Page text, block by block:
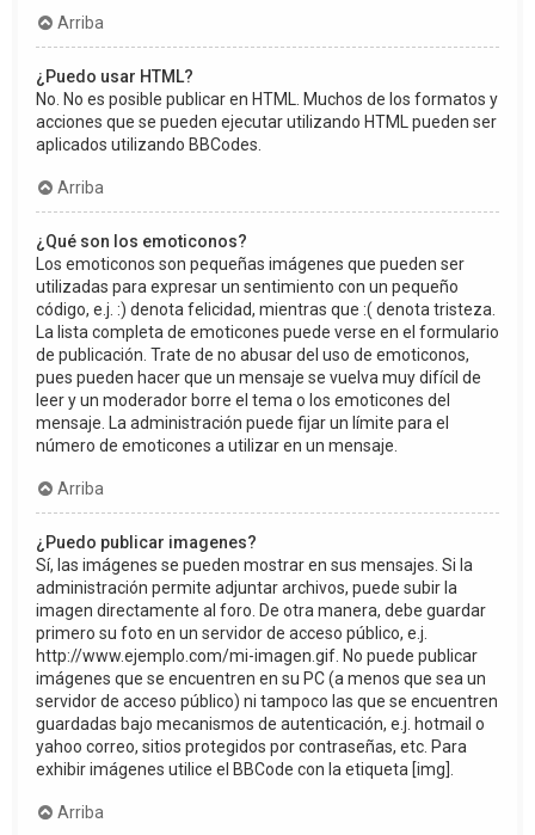
Arriba
¿Puedo usar HTML?
No. No es posible publicar en HTML. Muchos de los formatos y
acciones que se pueden ejecutar utilizando HTML pueden ser
aplicados utilizando BBCodes.
Arriba
¿Qué son los emoticonos?
Los emoticonos son pequeñas imágenes que pueden ser
utilizadas para expresar un sentimiento con un pequeño
código, e.j. :) denota felicidad, mientras que :( denota tristeza.
La lista completa de emoticones puede verse en el formulario
de publicación. Trate de no abusar del uso de emoticonos,
pues pueden hacer que un mensaje se vuelva muy difícil de
leer y un moderador borre el tema o los emoticones del
mensaje. La administración puede fijar un límite para el
número de emoticones a utilizar en un mensaje.
Arriba
¿Puedo publicar imagenes?
Sí, las imágenes se pueden mostrar en sus mensajes. Si la
administración permite adjuntar archivos, puede subir la
imagen directamente al foro. De otra manera, debe guardar
primero su foto en un servidor de acceso público, e.j.
http://www.ejemplo.com/mi-imagen.gif. No puede publicar
imágenes que se encuentren en su PC (a menos que sea un
servidor de acceso público) ni tampoco las que se encuentren
guardadas bajo mecanismos de autenticación, e.j. hotmail o
yahoo correo, sitios protegidos por contraseñas, etc. Para
exhibir imágenes utilice el BBCode con la etiqueta [img].
Arriba